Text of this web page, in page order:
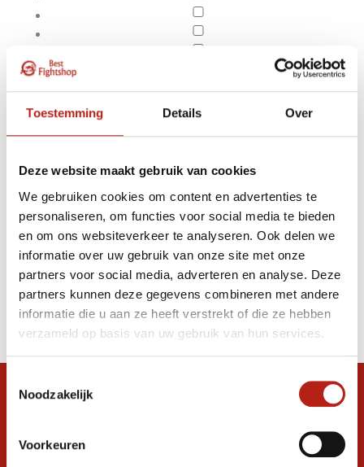
Toestemming Details Over
Deze website maakt gebruik van cookies
We gebruiken cookies om content en advertenties te
personaliseren, om functies voor social media te bieden
en om ons websiteverkeer te analyseren. Ook delen we
informatie over uw gebruik van onze site met onze
partners voor social media, adverteren en analyse. Deze
partners kunnen deze gegevens combineren met andere
informatie die u aan ze heeft verstrekt of die ze hebben
verzameld op basis van uw gebruik van hun services.
Noodzakelijk
Voorkeuren
Apply filters
Houten zwaarden,
katana's, Kung fu, Tai chi
Producten
Filter
Sorteren op
Snel antwoord op je vraag?
graag verder. 24/7